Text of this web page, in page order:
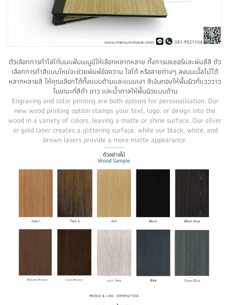
ตัวเลือกการทำโลโก้บนแฟ้มเมนูมีให้เลือกหลากหลาย ทั้งการเลเซอร์และพิมส์สี ตัว
เลือกการทำสีแบบใหม่จะช่วยพิมพ์ข้อความ โลโก้ หรือลายต่างๆ ลงบนเนื้อไม้ได้
หลากหลายสี ให้คุณเลือกได้ทั้งแบบด้านและแบบเงา สีเงินทองให้พื้นผิวที่แวววาว
ในขณะที่สีดำ ขาว และน้ำตาลให้พื้นผิวแบบด้าน
Engraving and color printing are both options for personalisation. Our
new wood printing option stamps your text, logo, or design into the
wood in a variety of colors, leaving a matte or shine surface. Our silver
or gold laser creates a glittering surface, while our black, white, and
brown lasers provide a more matte appearance.